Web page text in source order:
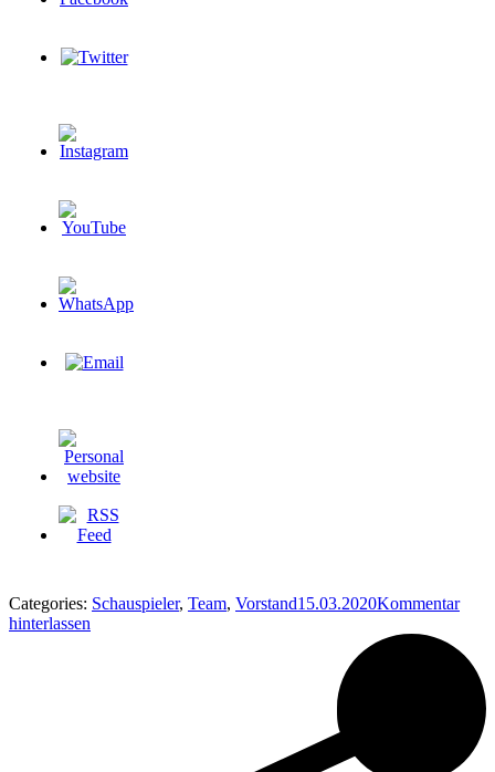
Categories: Schauspieler, Team, Vorstand15.03.2020Kommentar
hinterlassen